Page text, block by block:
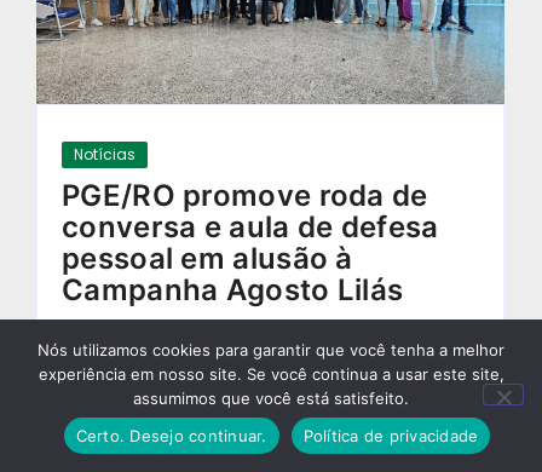
Notícias
PGE/RO promove roda de
conversa e aula de defesa
pessoal em alusão à
Campanha Agosto Lilás
Nós utilizamos cookies para garantir que você tenha a melhor
experiência em nosso site. Se você continua a usar este site,
assumimos que você está satisfeito.
Certo. Desejo continuar.
Política de privacidade